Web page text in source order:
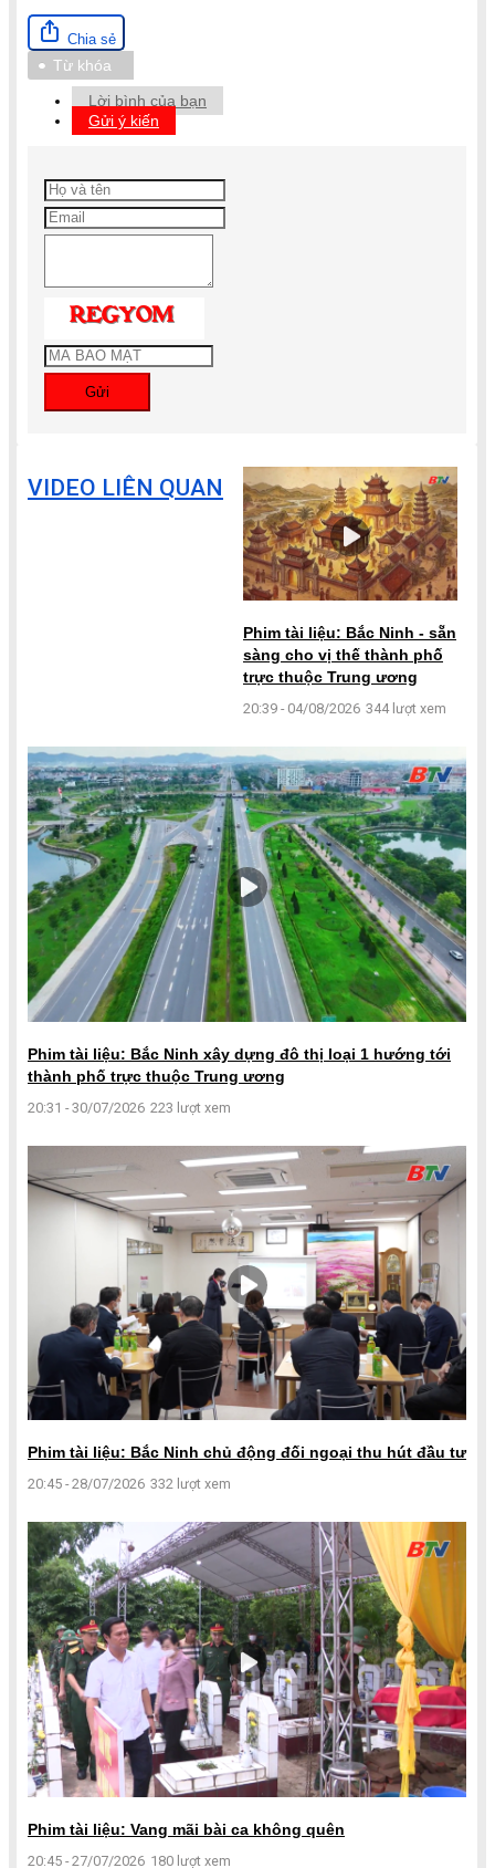
Chia sẻ
Từ khóa
Lời bình của bạn
Gửi ý kiến
Gửi
VIDEO LIÊN QUAN
Phim tài liệu: Bắc Ninh - sẵn
sàng cho vị thế thành phố
trực thuộc Trung ương
20:39 - 04/08/2026 344 lượt xem
Phim tài liệu: Bắc Ninh xây dựng đô thị loại 1 hướng tới
thành phố trực thuộc Trung ương
20:31 - 30/07/2026 223 lượt xem
Phim tài liệu: Bắc Ninh chủ động đối ngoại thu hút đầu tư
20:45 - 28/07/2026 332 lượt xem
Phim tài liệu: Vang mãi bài ca không quên
20:45 - 27/07/2026 180 lượt xem